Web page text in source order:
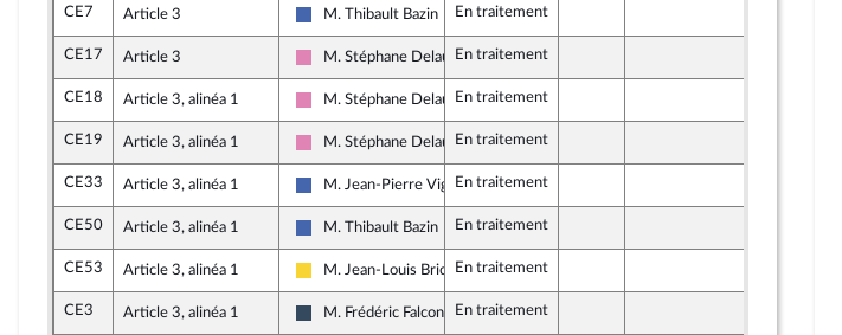
CE7 Article 3
Les Républicains
M. Thibault Bazin En traitement
CE17 Article 3
Socialistes et apparentés
M. Stéphane DelautretteEn traitement
CE18 Article 3, alinéa 1
Socialistes et apparentés
M. Stéphane DelautretteEn traitement
CE19 Article 3, alinéa 1
Socialistes et apparentés
M. Stéphane DelautretteEn traitement
CE33 Article 3, alinéa 1
Les Républicains
M. Jean-Pierre VigierEn traitement
CE50 Article 3, alinéa 1
Les Républicains
M. Thibault Bazin En traitement
CE53 Article 3, alinéa 1
Libertés, Indépendants, Outre-mer et Territoires
M. Jean-Louis BricoutEn traitement
CE3 Article 3, alinéa 1
Rassemblement National
M. Frédéric Falcon En traitement